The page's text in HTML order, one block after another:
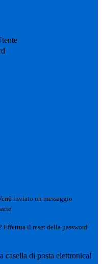
inviato un messaggio
Effettua il reset della password
casella di posta elettronica!